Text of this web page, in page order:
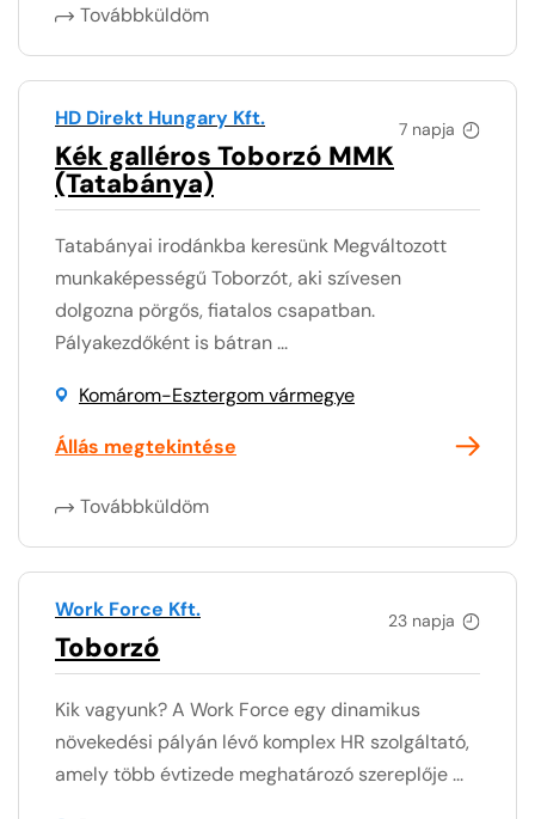
Továbbküldöm
7 napja
HD Direkt Hungary Kft.
Kék galléros Toborzó MMK
(Tatabánya)
Tatabányai irodánkba keresünk Megváltozott
munkaképességű Toborzót, aki szívesen
dolgozna pörgős, fiatalos csapatban.
Pályakezdőként is bátran ...
Komárom-Esztergom vármegye
Állás megtekintése
Továbbküldöm
23 napja
Work Force Kft.
Toborzó
Kik vagyunk? A Work Force egy dinamikus
növekedési pályán lévő komplex HR szolgáltató,
amely több évtizede meghatározó szereplője ...